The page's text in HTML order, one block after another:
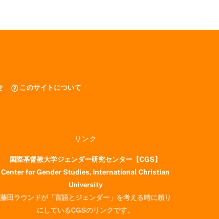
このサイトについて
リンク
国際基督教大学ジェンダー研究センター【CGS】
Center for Gender Studies, International Christian
University
藤田ラウンドが「言語とジェンダー」を考える時に頼り
にしているCGSのリンクです。